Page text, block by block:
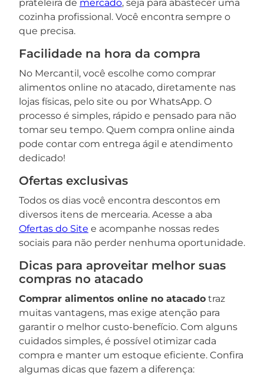
prateleira de mercado, seja para abastecer uma
cozinha profissional. Você encontra sempre o
que precisa.
Facilidade na hora da compra
No Mercantil, você escolhe como comprar
alimentos online no atacado, diretamente nas
lojas físicas, pelo site ou por WhatsApp. O
processo é simples, rápido e pensado para não
tomar seu tempo. Quem compra online ainda
pode contar com entrega ágil e atendimento
dedicado!
Ofertas exclusivas
Todos os dias você encontra descontos em
diversos itens de mercearia. Acesse a aba
Ofertas do Site e acompanhe nossas redes
sociais para não perder nenhuma oportunidade.
Dicas para aproveitar melhor suas
compras no atacado
Comprar alimentos online no atacado traz
muitas vantagens, mas exige atenção para
garantir o melhor custo-benefício. Com alguns
cuidados simples, é possível otimizar cada
compra e manter um estoque eficiente. Confira
algumas dicas que fazem a diferença: